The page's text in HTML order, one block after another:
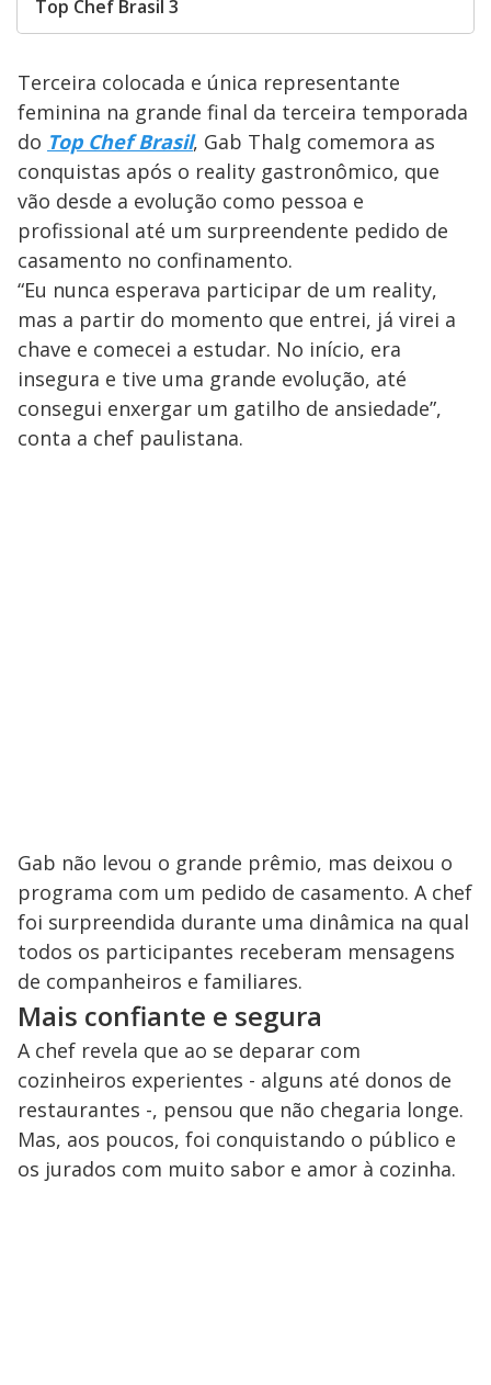
Top Chef Brasil 3
Terceira colocada e única representante
feminina na grande final da terceira temporada
do Top Chef Brasil, Gab Thalg comemora as
conquistas após o reality gastronômico, que
vão desde a evolução como pessoa e
profissional até um surpreendente pedido de
casamento no confinamento.
“Eu nunca esperava participar de um reality,
mas a partir do momento que entrei, já virei a
chave e comecei a estudar. No início, era
insegura e tive uma grande evolução, até
consegui enxergar um gatilho de ansiedade”,
conta a chef paulistana.
Gab não levou o grande prêmio, mas deixou o
programa com um pedido de casamento. A chef
foi surpreendida durante uma dinâmica na qual
todos os participantes receberam mensagens
de companheiros e familiares.
Mais confiante e segura
A chef revela que ao se deparar com
cozinheiros experientes - alguns até donos de
restaurantes -, pensou que não chegaria longe.
Mas, aos poucos, foi conquistando o público e
os jurados com muito sabor e amor à cozinha.